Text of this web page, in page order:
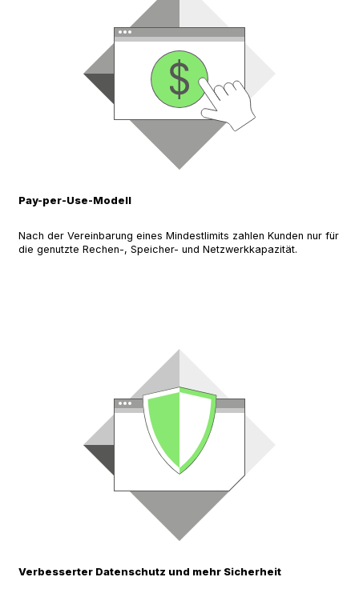
Pay-per-Use-Modell
Nach der Vereinbarung eines Mindestlimits zahlen Kunden nur für
die genutzte Rechen-, Speicher- und Netzwerkkapazität.
Verbesserter Datenschutz und mehr Sicherheit